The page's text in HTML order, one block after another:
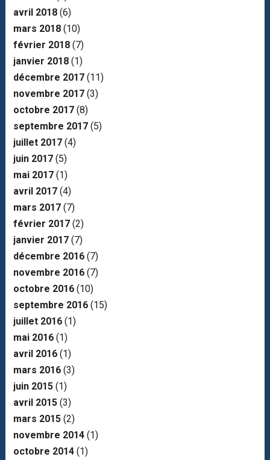
avril 2018(6)
mars 2018(10)
février 2018(7)
janvier 2018(1)
décembre 2017(11)
novembre 2017(3)
octobre 2017(8)
septembre 2017(5)
juillet 2017(4)
juin 2017(5)
mai 2017(1)
avril 2017(4)
mars 2017(7)
février 2017(2)
janvier 2017(7)
décembre 2016(7)
novembre 2016(7)
octobre 2016(10)
septembre 2016(15)
juillet 2016(1)
mai 2016(1)
avril 2016(1)
mars 2016(3)
juin 2015(1)
avril 2015(3)
mars 2015(2)
novembre 2014(1)
octobre 2014(1)